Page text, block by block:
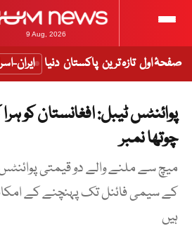
9 Aug, 2026
صفحۂ اول تازہ ترین پاکستان دنیا ایران-
پوائنٹس ٹیبل: افغانستان کو
چوتھا نمبر
میچ سے ملنے والے دو قیمتی
کے سیمی فائنل تک پہنچنے کے
ہیں